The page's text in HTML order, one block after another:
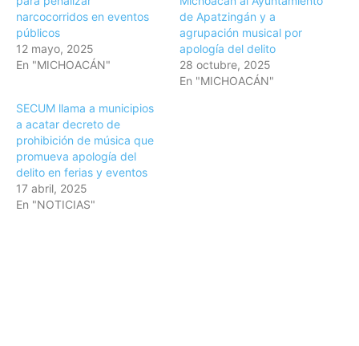
narcocorridos en eventos
públicos
12 mayo, 2025
En "MICHOACÁN"
de Apatzingán y a
agrupación musical por
apología del delito
28 octubre, 2025
En "MICHOACÁN"
SECUM llama a municipios
a acatar decreto de
prohibición de música que
promueva apología del
delito en ferias y eventos
17 abril, 2025
En "NOTICIAS"